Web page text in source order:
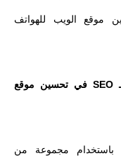
موقع الويب للهواتف
4- كيف يمكن قياس نجاح استراتيجيات الـ SEO في تحسين موقع
يمكن قياس نجاح استراتيجيات الـ SEO باستخدام مجموعة من